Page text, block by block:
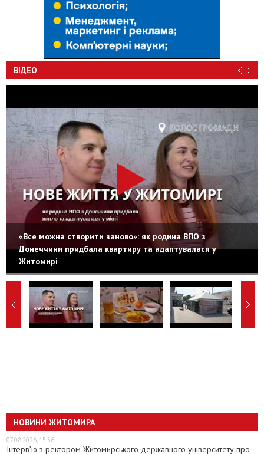
ВІДЕО
«Все можна створити заново»: як родина ВПО з
Донеччини придбала квартиру та адаптувалася у
Житомирі
НОВИНИ ЖИТОМИРА
07.08.2026, 15:36
Інтерв’ю з ректором Житомирського державного університету про